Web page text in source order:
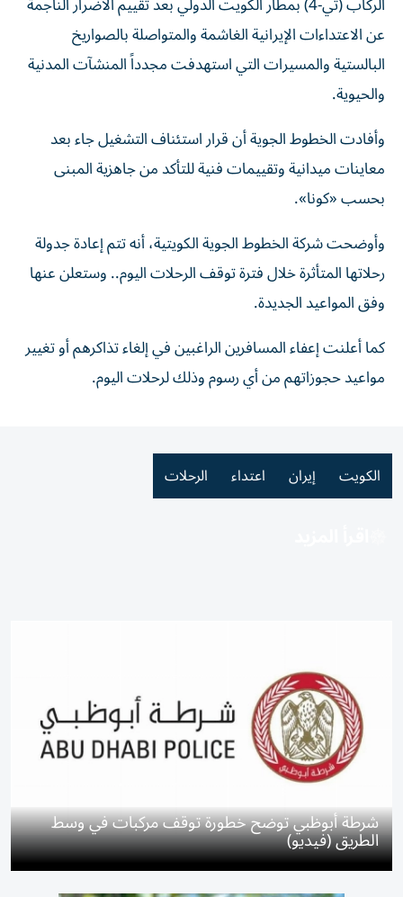
عن الاعتداءات الإيرانية الغاشمة والمتواصلة بالصواريخ
البالستية والمسيرات التي استهدفت مجدداً المنشآت المدنية
والحيوية.
وأفادت الخطوط الجوية أن قرار استئناف التشغيل جاء بعد
معاينات ميدانية وتقييمات فنية للتأكد من جاهزية المبنى
بحسب «كونا».
وأوضحت شركة الخطوط الجوية الكويتية، أنه تتم إعادة جدولة
رحلاتها المتأثرة خلال فترة توقف الرحلات اليوم.. وستعلن عنها
وفق المواعيد الجديدة.
كما أعلنت إعفاء المسافرين الراغبين في إلغاء تذاكرهم أو تغيير
مواعيد حجوزاتهم من أي رسوم وذلك لرحلات اليوم.
الكويت إيران اعتداء الرحلات
شرطة أبوظبي توضح خطورة توقف مركبات في وسط
الطريق (فيديو)